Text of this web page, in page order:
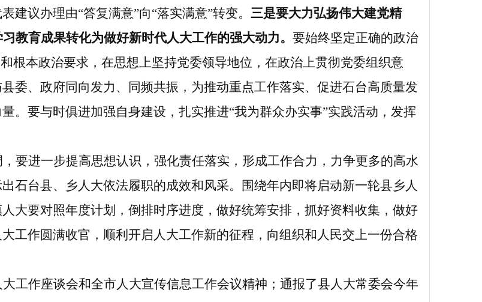
议办理由“答复满意”向“落实满意”转变。 三是要大力弘扬伟大建党精
教育成果转化为做好新时代人大工作的强大动力。 要始终坚定正确的政治
根本政治要求，在思想上坚持党委领导地位，在政治上贯彻党委组织意
委、政府同向发力、同频共振，为推动重点工作落实、促进石台高质量发
。要与时俱进加强自身建设，扎实推进“我为群众办实事”实践活动，发挥
要进一步提高思想认识，强化责任落实，形成工作合力，力争更多的高水
石台县、乡人大依法履职的成效和风采。围绕年内即将启动新一轮县乡人
大要对照年度计划，倒排时序进度，做好统筹安排，抓好资料收集，做好
工作圆满收官，顺利开启人大工作新的征程，向组织和人民交上一份合格
工作座谈会和全市人大宣传信息工作会议精神；通报了县人大常委会今年